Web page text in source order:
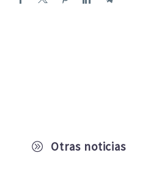
A Otras noticias